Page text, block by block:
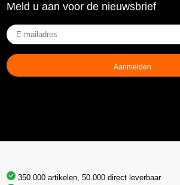
Meld u aan voor de nieuwsbrief
E-
mailadres
(Vereist)
350.000 artikelen, 50.000 direct leverbaar